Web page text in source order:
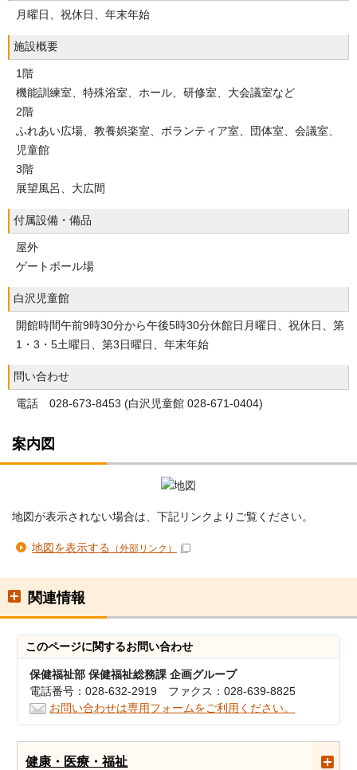
月曜日、祝休日、年末年始
施設概要
1階
機能訓練室、特殊浴室、ホール、研修室、大会議室など
2階
ふれあい広場、教養娯楽室、ボランティア室、団体室、会議室、
児童館
3階
展望風呂、大広間
付属設備・備品
屋外
ゲートボール場
白沢児童館
開館時間午前9時30分から午後5時30分休館日月曜日、祝休日、第
1・3・5土曜日、第3日曜日、年末年始
問い合わせ
電話 028-673-8453 (白沢児童館 028-671-0404)
案内図
地図が表示されない場合は、下記リンクよりご覧ください。
地図を表示する （外部リンク）
関連情報
このページに関するお問い合わせ
保健福祉部 保健福祉総務課 企画グループ
電話番号：028-632-2919 ファクス：028-639-8825
お問い合わせは専用フォームをご利用ください。
健康・医療・福祉